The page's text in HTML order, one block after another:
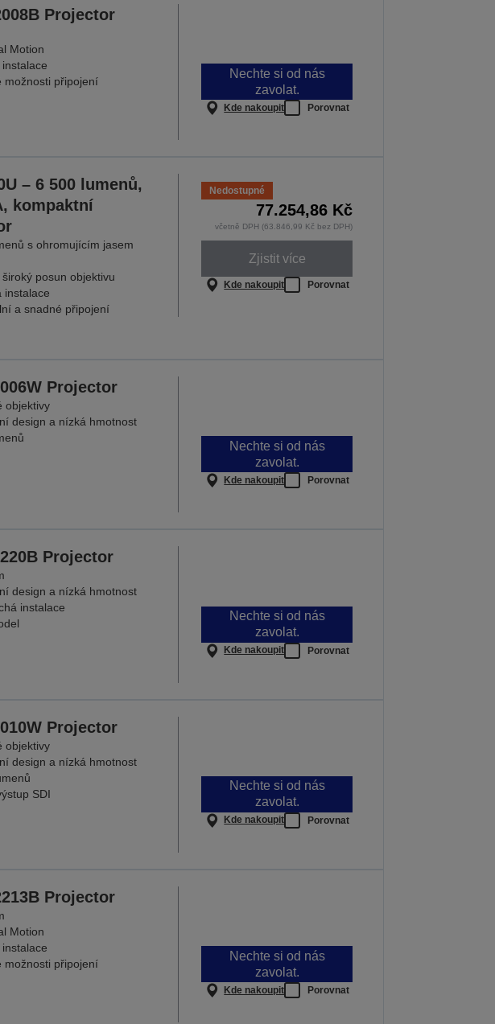
Projector
Motion
možnosti připojení
Nechte si od nás
zavolat.
Kde nakoupit Porovnat
– 6 500 lumenů,
kompaktní
s ohromujícím jasem
široký posun objektivu
instalace
a snadné připojení
Nedostupné
77.254,86 Kč
včetně DPH (63.846,99 Kč bez DPH)
Zjistit více
Kde nakoupit Porovnat
Projector
objektivy
design a nízká hmotnost
Nechte si od nás
zavolat.
Kde nakoupit Porovnat
Projector
design a nízká hmotnost
instalace
Nechte si od nás
zavolat.
Kde nakoupit Porovnat
Projector
objektivy
design a nízká hmotnost
SDI
Nechte si od nás
zavolat.
Kde nakoupit Porovnat
Projector
Motion
možnosti připojení
Nechte si od nás
zavolat.
Kde nakoupit Porovnat